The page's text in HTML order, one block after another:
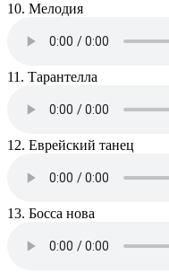
10. Мелодия
11. Тарантелла
12. Еврейский танец
13. Босса нова